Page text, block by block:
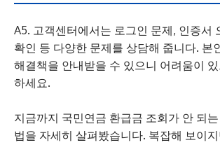
A5. 고객센터에서는 로그인 문제, 인증서
확인 등 다양한 문제를 상담해 줍니다. 본
해결책을 안내받을 수 있으니 어려움이
하세요.
지금까지 국민연금 환급금 조회가 안 되
법을 자세히 살펴봤습니다. 복잡해 보이